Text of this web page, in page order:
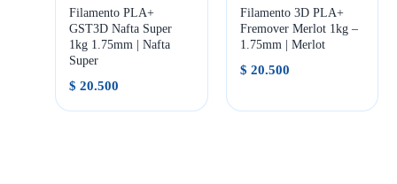
Filamento PLA+
GST3D Nafta Super
1kg 1.75mm | Nafta
Super
$ 20.500
Filamento 3D PLA+
Fremover Merlot 1kg –
1.75mm | Merlot
$ 20.500